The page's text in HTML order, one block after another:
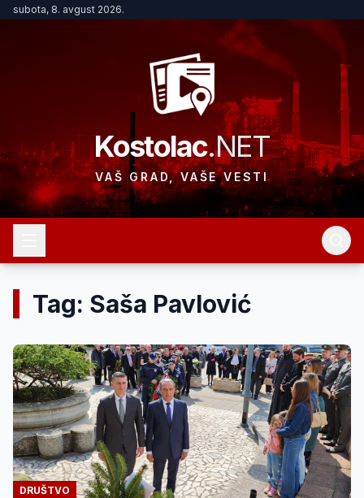
subota, 8. avgust 2026.
Kostolac.NET
VAŠ GRAD, VAŠE VESTI
Tag: Saša Pavlović
DRUŠTVO